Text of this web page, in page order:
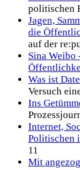
politischen
Jagen,
die
auf der
Sina
Was ist
Versuch
Ins
Internet,
Politischen
11
Mit